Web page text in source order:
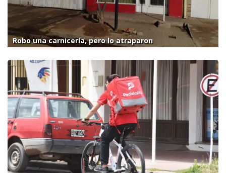
Robo una carnicería, pero lo atraparon